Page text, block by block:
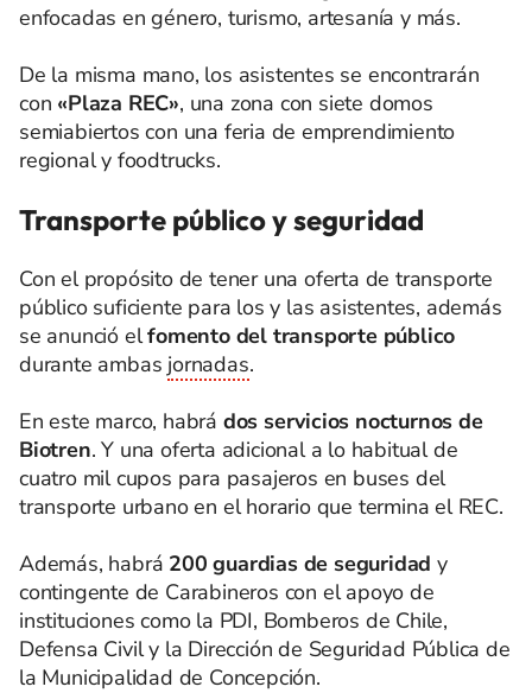
enfocadas en género, turismo, artesanía y más.
De la misma mano, los asistentes se encontrarán
con «Plaza REC», una zona con siete domos
semiabiertos con una feria de emprendimiento
regional y foodtrucks.
Transporte público y seguridad
Con el propósito de tener una oferta de transporte
público suficiente para los y las asistentes, además
se anunció elfomento del transporte público
durante ambas jornadas.
En este marco, habrá dos servicios nocturnos de
Biotren. Y una oferta adicional a lo habitual de
cuatro mil cupos para pasajeros en buses del
transporte urbano en el horario que termina el REC.
Además, habrá 200 guardias de seguridad y
contingente de Carabineros con el apoyo de
instituciones como la PDI, Bomberos de Chile,
Defensa Civil y la Dirección de Seguridad Pública de
la Municipalidad de Concepción.